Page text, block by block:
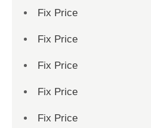
Fix Price
Fix Price
Fix Price
Fix Price
Fix Price